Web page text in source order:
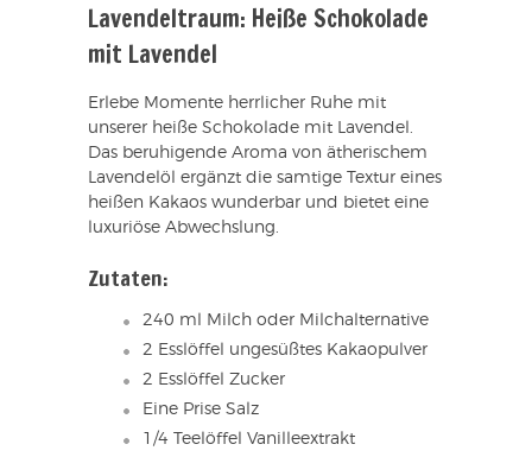
Lavendeltraum: Heiße Schokolade
mit Lavendel
Erlebe Momente herrlicher Ruhe mit
unserer heiße Schokolade mit Lavendel.
Das beruhigende Aroma von ätherischem
Lavendelöl ergänzt die samtige Textur eines
heißen Kakaos wunderbar und bietet eine
luxuriöse Abwechslung.
Zutaten:
240 ml Milch oder Milchalternative
2 Esslöffel ungesüßtes Kakaopulver
2 Esslöffel Zucker
Eine Prise Salz
1/4 Teelöffel Vanilleextrakt